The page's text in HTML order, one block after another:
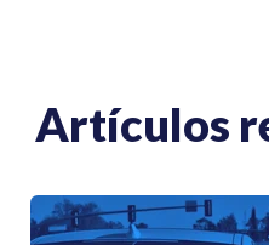
Artículos